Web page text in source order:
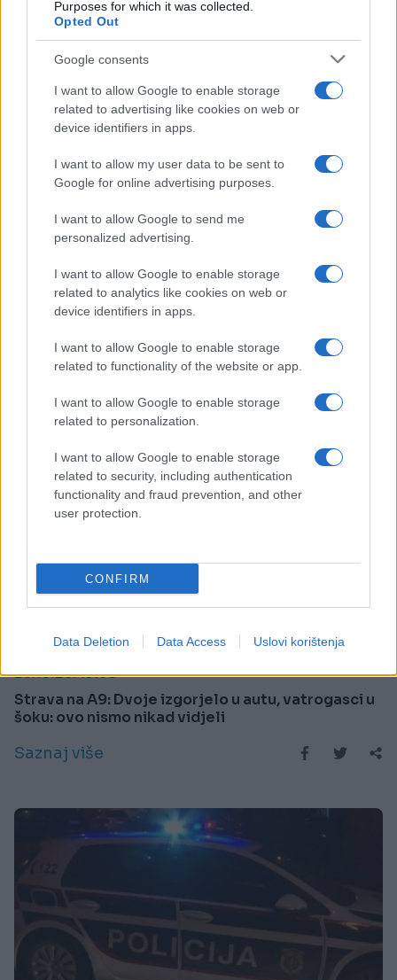
Purposes for which it was collected.
Opted Out
Google consents
I want to allow Google to enable storage
related to advertising like cookies on web or
device identifiers in apps.
I want to allow my user data to be sent to
Google for online advertising purposes.
I want to allow Google to send me
personalized advertising.
I want to allow Google to enable storage
related to analytics like cookies on web or
device identifiers in apps.
I want to allow Google to enable storage
related to functionality of the website or app.
I want to allow Google to enable storage
related to personalization.
I want to allow Google to enable storage
related to security, including authentication
functionality and fraud prevention, and other
user protection.
CONFIRM
Data Deletion Data Access Uslovi korištenja
CRNA HRONIKA
26.10.25. 08:44
Detalji stravične nesreće: Pijani vozač prošao
kroz crveno, poginula cijela porodica
Saznaj više
25.10.25. 19:50
Strava na A9: Dvoje izgorjelo u autu, vatrogasci u
šoku: ovo nismo nikad vidjeli
Saznaj više